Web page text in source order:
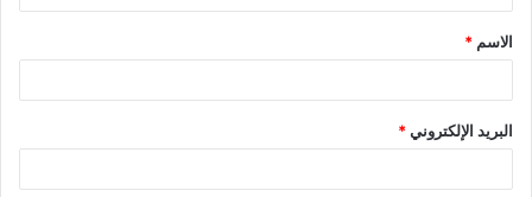
ق
*
الاسم *
البريد الإلكتروني*